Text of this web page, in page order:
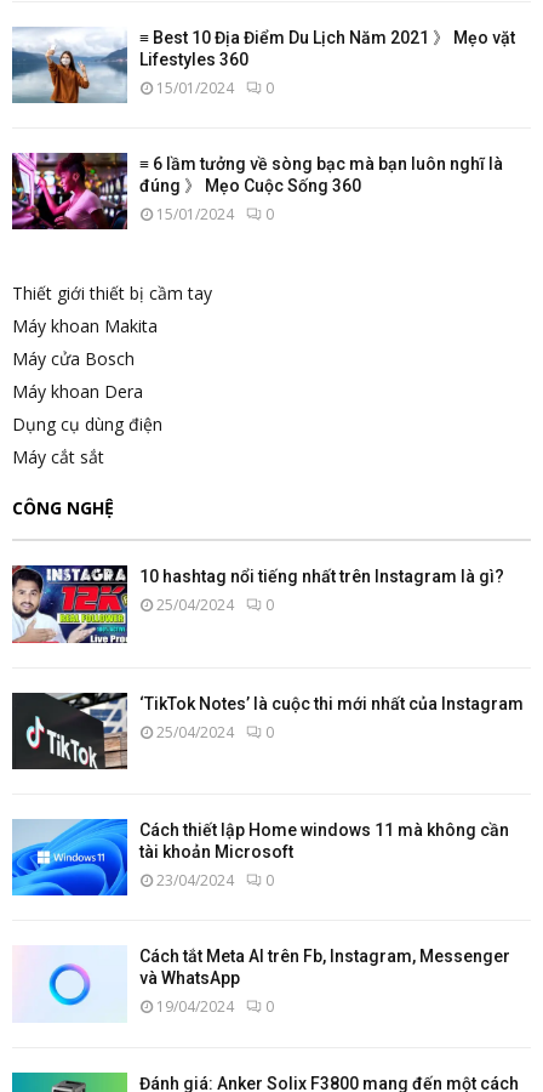
≡ Best 10 Địa Điểm Du Lịch Năm 2021 》 Mẹo vặt
Lifestyles 360
15/01/2024 0
≡ 6 lầm tưởng về sòng bạc mà bạn luôn nghĩ là
đúng 》 Mẹo Cuộc Sống 360
15/01/2024 0
Thiết giới thiết bị cầm tay
Máy khoan Makita
Máy cửa Bosch
Máy khoan Dera
Dụng cụ dùng điện
Máy cắt sắt
CÔNG NGHỆ
10 hashtag nổi tiếng nhất trên Instagram là gì?
25/04/2024 0
‘TikTok Notes’ là cuộc thi mới nhất của Instagram
25/04/2024 0
Cách thiết lập Home windows 11 mà không cần
tài khoản Microsoft
23/04/2024 0
Cách tắt Meta AI trên Fb, Instagram, Messenger
và WhatsApp
19/04/2024 0
Đánh giá: Anker Solix F3800 mang đến một cách